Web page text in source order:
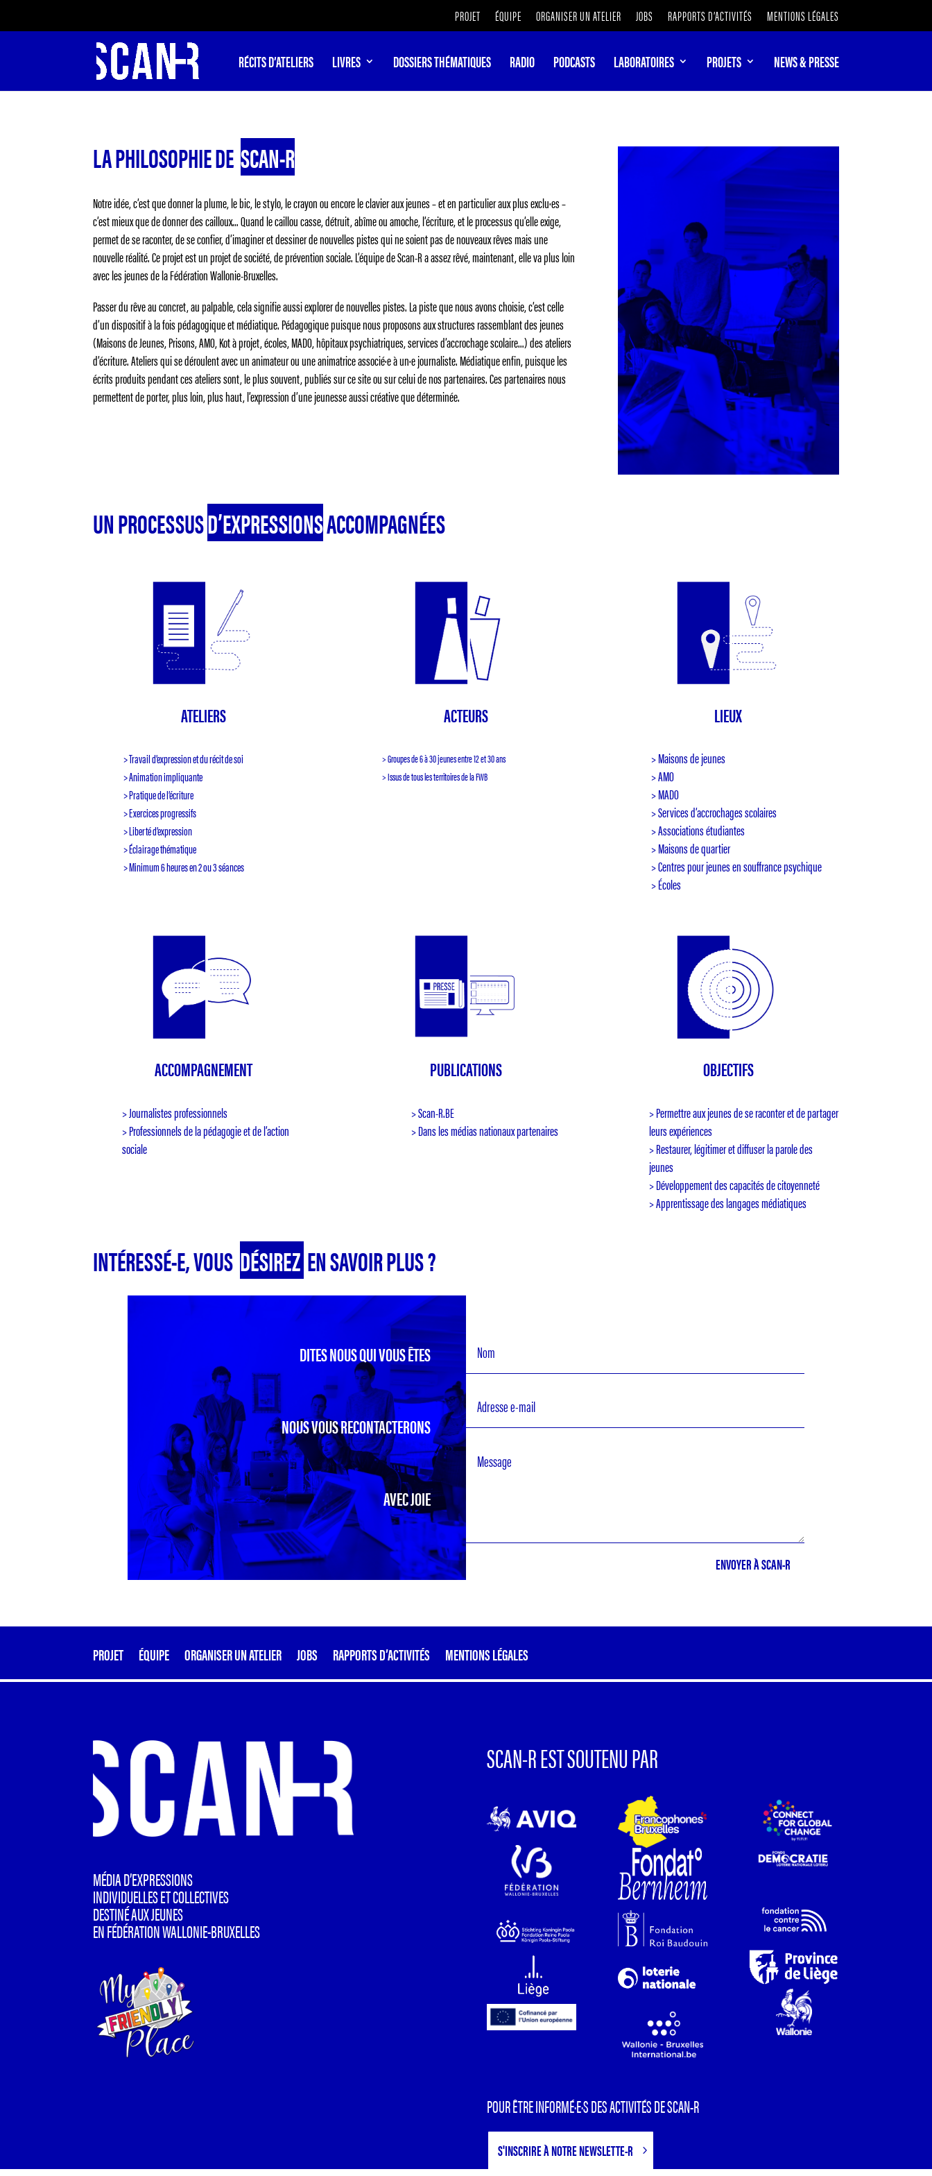
PROJET ÉQUIPE ORGANISER UN ATELIER JOBS RAPPORTS D’ACTIVITÉS MENTIONS LÉGALES
RÉCITS D’ATELIERS LIVRES DOSSIERS THÉMATIQUES RADIO PODCASTS LABORATOIRES PROJETS NEWS & PRESSE
LA PHILOSOPHIE DESCAN-R
Notre idée, c’est que donner la plume, le bic, le stylo, le crayon ou encore le clavier aux jeunes – et en particulier aux plus exclu·es –
c’est mieux que de donner des cailloux… Quand le caillou casse, détruit, abîme ou amoche, l’écriture, et le processus qu’elle exige,
permet de se raconter, de se confier, d’imaginer et dessiner de nouvelles pistes qui ne soient pas de nouveaux rêves mais une
nouvelle réalité. Ce projet est un projet de société, de prévention sociale. L’équipe de Scan-R a assez rêvé, maintenant, elle va plus loin
avec les jeunes de la Fédération Wallonie-Bruxelles.
Passer du rêve au concret, au palpable, cela signifie aussi explorer de nouvelles pistes. La piste que nous avons choisie, c’est celle
d’un dispositif à la fois pédagogique et médiatique. Pédagogique puisque nous proposons aux structures rassemblant des jeunes
(Maisons de Jeunes, Prisons, AMO, Kot à projet, écoles, MADO, hôpitaux psychiatriques, services d’accrochage scolaire…) des ateliers
d’écriture. Ateliers qui se déroulent avec un animateur ou une animatrice associé·e à un·e journaliste. Médiatique enfin, puisque les
écrits produits pendant ces ateliers sont, le plus souvent, publiés sur ce site ou sur celui de nos partenaires. Ces partenaires nous
permettent de porter, plus loin, plus haut, l’expression d’une jeunesse aussi créative que déterminée.
UN PROCESSUSD’EXPRESSIONSACCOMPAGNÉES
ATELIERS
> Travail d’expression et du récit de soi
> Animation impliquante
> Pratique de l’écriture
> Exercices progressifs
> Liberté d’expression
> Éclairage thématique
> Minimum 6 heures en 2 ou 3 séances
ACTEURS
> Groupes de 6 à 30 jeunes entre 12 et 30 ans
> Issus de tous les territoires de la FWB
LIEUX
> Maisons de jeunes
> AMO
> MADO
> Services d’accrochages scolaires
> Associations étudiantes
> Maisons de quartier
> Centres pour jeunes en souffrance psychique
> Écoles
ACCOMPAGNEMENT
> Journalistes professionnels
> Professionnels de la pédagogie et de l’action
sociale
PUBLICATIONS
> Scan-R.BE
> Dans les médias nationaux partenaires
OBJECTIFS
> Permettre aux jeunes de se raconter et de partager
leurs expériences
> Restaurer, légitimer et diffuser la parole des
jeunes
> Développement des capacités de citoyenneté
> Apprentissage des langages médiatiques
INTÉRESSÉ-E, VOUS DÉSIREZ EN SAVOIR PLUS ?
DITES NOUS QUI VOUS ÊTES
NOUS VOUS RECONTACTERONS
AVEC JOIE
ENVOYER À SCAN-R
PROJET ÉQUIPE ORGANISER UN ATELIER JOBS RAPPORTS D’ACTIVITÉS MENTIONS LÉGALES
MÉDIA D’EXPRESSIONS
INDIVIDUELLES ET COLLECTIVES
DESTINÉ AUX JEUNES
EN FÉDÉRATION WALLONIE-BRUXELLES
SCAN-R EST SOUTENU PAR
POUR ÊTRE INFORMÉ·E·S DES ACTIVITÉS DE SCAN-R
S'INSCRIRE À NOTRE NEWSLETTE-R